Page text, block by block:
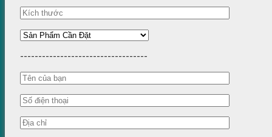
-----------------------------------